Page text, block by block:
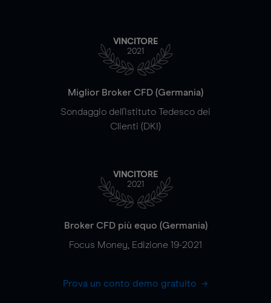
VINCITORE
2021
Miglior Broker CFD (Germania)
Sondaggio dell'Istituto Tedesco dei
Clienti (DKI)
VINCITORE
2021
Broker CFD più equo (Germania)
Focus Money, Edizione 19-2021
Prova un conto demo gratuito